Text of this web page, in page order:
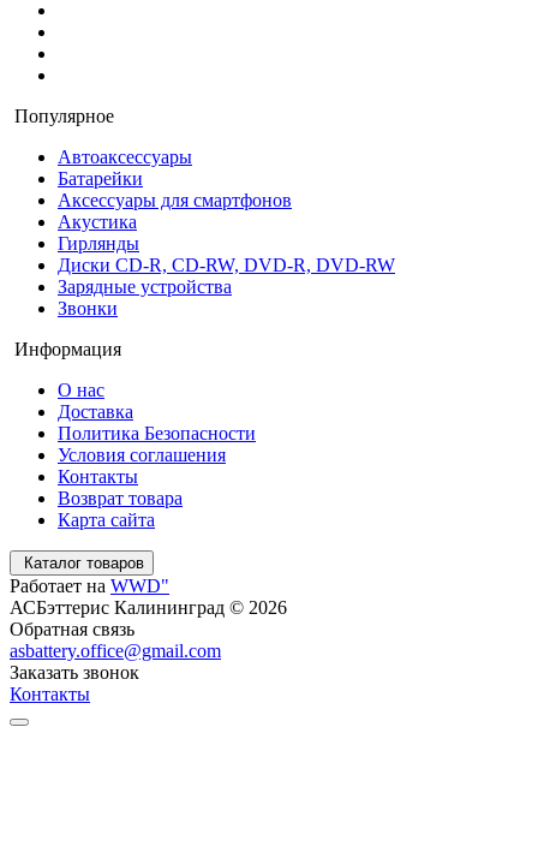
Популярное
Автоаксессуары
Батарейки
Аксессуары для смартфонов
Акустика
Гирлянды
Диски CD-R, CD-RW, DVD-R, DVD-RW
Зарядные устройства
Звонки
Информация
О нас
Доставка
Политика Безопасности
Условия соглашения
Контакты
Возврат товара
Карта сайта
Каталог товаров
Работает на WWD"
АСБэттерис Калининград © 2026
Обратная связь
asbattery.office@gmail.com
Заказать звонок
Контакты